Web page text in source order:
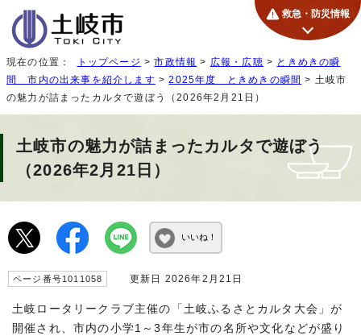
救急・防災情報
現在の位置： トップページ >市政情報 > 広報・広聴 > ときめきの瞬
間 市内の出来事を紹介します >2025年度 ときめきの瞬間 > 土岐市
の魅力が詰まったカルタで遊ぼう（2026年2月21日）
土岐市の魅力が詰まったカルタで遊ぼう
（2026年2月21日）
いいね！
ページ番号1011058 更新日 2026年2月21日
土岐ロータリークラブ主催の「土岐ふるさとカルタ大会」が
開催され、市内の小学1～3年生が市の名所や文化などが盛り